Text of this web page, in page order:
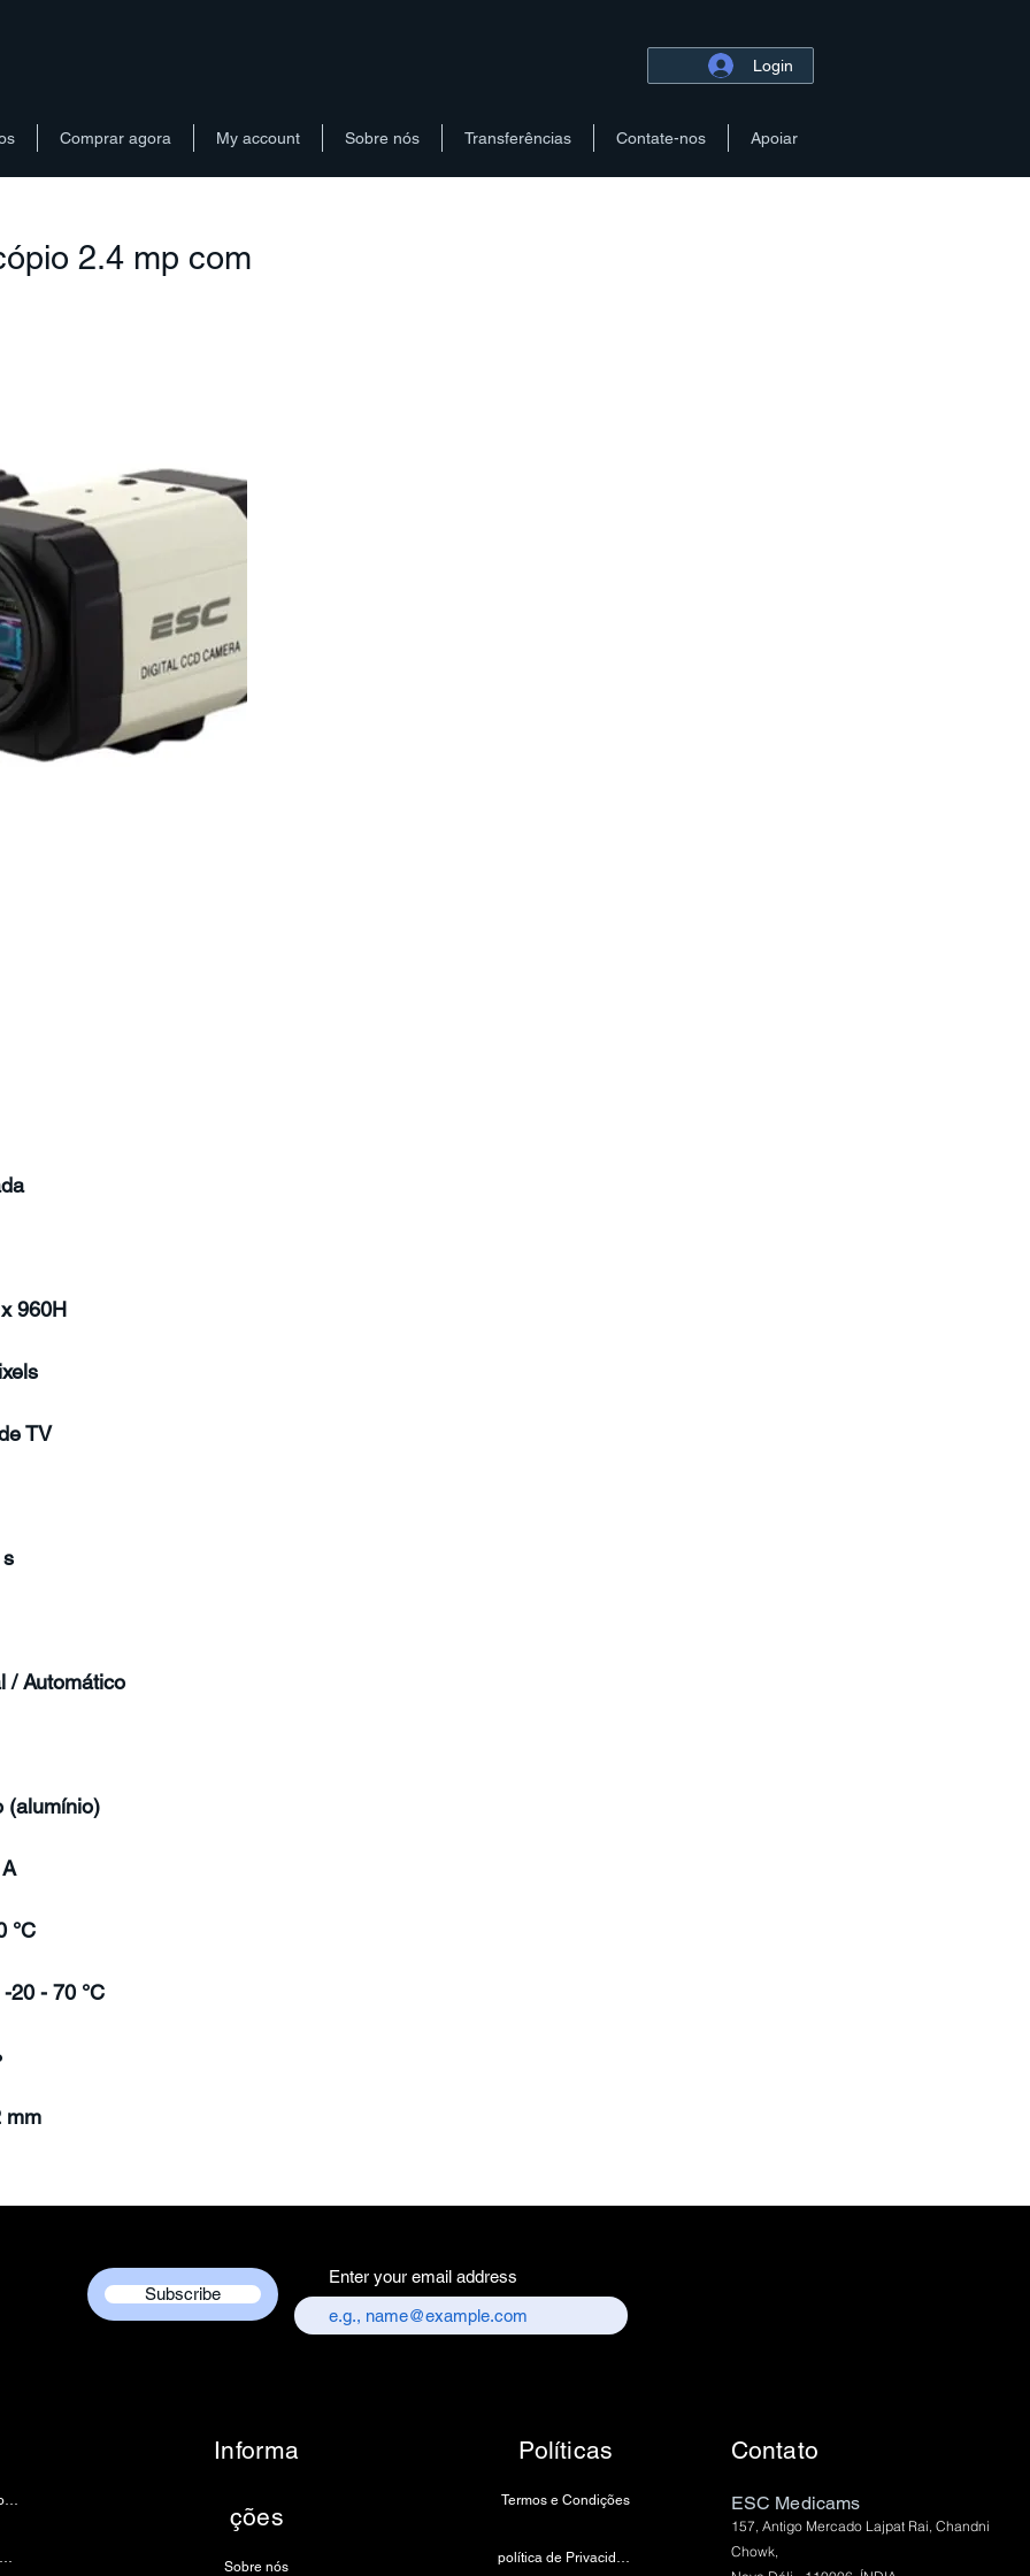
Login
Comprar agora My account Sobre nós Transferências Contate-nos Apoiar
2.4 mp com
960H
TV
/ Automático
(alumínio)
°C
20 - 70 °C
mm
Subscribe
Enter your email address
Câmera de endoscopia
Câmera de microscópio 4k
Informa
ções
Sobre nós
Políticas
Termos e Condições
política de Privacidade
Contato
ESC Medicams
157, Antigo Mercado Lajpat Rai, Chandni
Chowk,